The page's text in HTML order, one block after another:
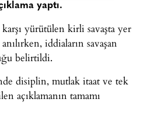
yaptı.
yürütülen kirli savaşta yer
iddiaların savaşan
belirtildi.
disiplin, mutlak itaat ve tek
açıklamanın tamamı